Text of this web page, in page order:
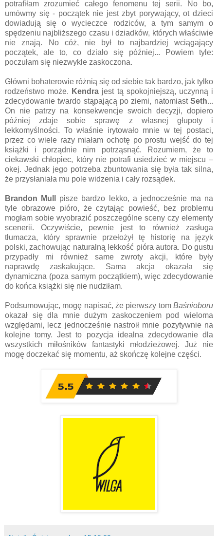
potrafiłam zrozumieć całego fenomenu tej serii. No bo,
umówmy się - początek nie jest zbyt porywający, ot dzieci
dowiadują się o wycieczce rodziców, a tym samym o
spędzeniu najbliższego czasu i dziadków, których właściwie
nie znają. No cóż, nie był to najbardziej wciągający
początek, ale to, co działo się później... Powiem tyle:
poczułam się niezwykle zaskoczona.
Główni bohaterowie różnią się od siebie tak bardzo, jak tylko
rodzeństwo może. Kendra jest tą spokojniejszą, uczynną i
zdecydowanie twardo stąpającą po ziemi, natomiast Seth...
On nie patrzy na konsekwencje swoich decyzji, dopiero
później zdaje sobie sprawę z własnej głupoty i
lekkomyślności. To właśnie irytowało mnie w tej postaci,
przez co wiele razy miałam ochotę po prostu wejść do tej
książki i porządnie nim potrząsnąć. Rozumiem, że to
ciekawski chłopiec, który nie potrafi usiedzieć w miejscu –
okej. Jednak jego potrzeba zbuntowania się była tak silna,
że przysłaniała mu pole widzenia i cały rozsądek.
Brandon Mull pisze bardzo lekko, a jednocześnie ma na
tyle obrazowe pióro, że czytając powieść, bez problemu
mogłam sobie wyobrazić poszczególne sceny czy elementy
scenerii. Oczywiście, pewnie jest to również zasługa
tłumacza, który sprawnie przełożył tę historię na język
polski, zachowując naturalną lekkość pióra autora. Do gustu
przypadły mi również same zwroty akcji, które były
naprawdę zaskakujące. Sama akcja okazała się
dynamiczna (poza samym początkiem), więc zdecydowanie
do końca książki się nie nudziłam.
Podsumowując, mogę napisać, że pierwszy tom Baśnioboru
okazał się dla mnie dużym zaskoczeniem pod wieloma
względami, lecz jednocześnie nastroił mnie pozytywnie na
kolejne tomy. Jest to pozycja idealna zdecydowanie dla
wszystkich miłośników fantastyki młodzieżowej. Już nie
mogę doczekać się momentu, aż skończę kolejne części.